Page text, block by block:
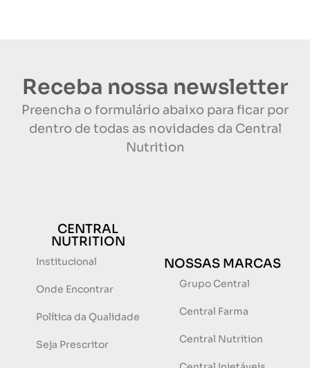
Receba nossa newsletter
Preencha o formulário abaixo para ficar por
dentro de todas as novidades da Central
Nutrition
CENTRAL
NUTRITION
Institucional
Onde Encontrar
Política da Qualidade
Seja Prescritor
NOSSAS MARCAS
Grupo Central
Central Farma
Central Nutrition